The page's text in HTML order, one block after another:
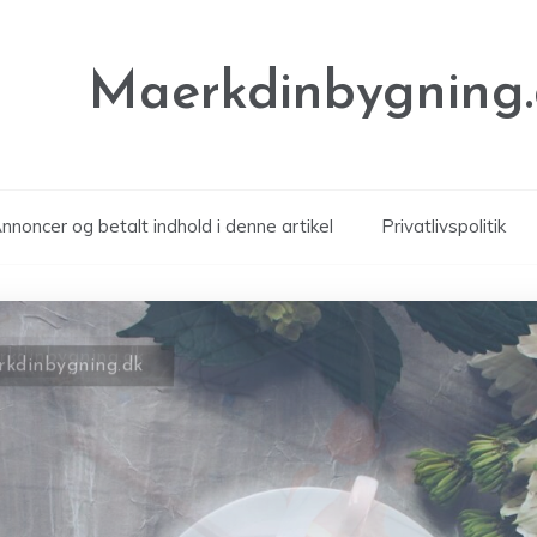
og betalt indhold i denne artikel Privatlivspolitik